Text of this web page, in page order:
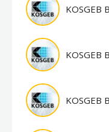
KOSGEB
KOSGEB
KOSGEB